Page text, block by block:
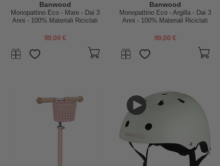
Banwood
Monopattino Eco - Mare - Dai 3
Anni - 100% Materiali Riciclati
99,00 €
Banwood
Monopattino Eco - Argilla - Dai 3
Anni - 100% Materiali Riciclati
99,00 €